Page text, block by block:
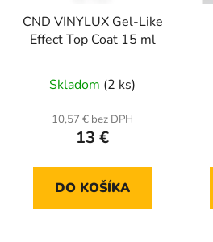
CND VINYLUX Gel-Like
Effect Top Coat 15 ml
Skladom (2 ks)
10,57 € bez DPH
13 €
DO KOŠÍKA